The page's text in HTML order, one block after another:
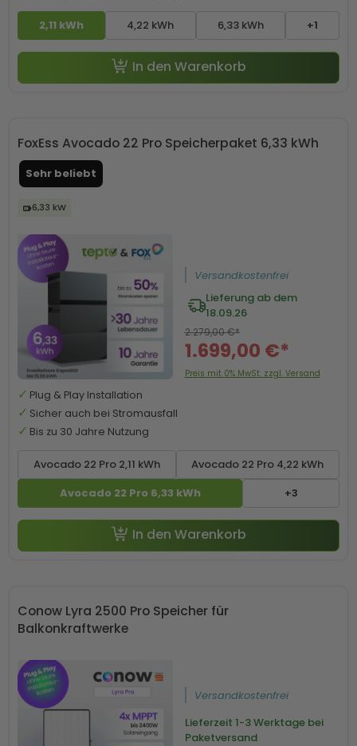
2,11 kWh 4,22 kWh 6,33 kWh +1
In den Warenkorb
Sehr beliebt
FoxEss Avocado 22 Pro Speicherpaket 6,33 kWh
6,33 kW
Avocado 22 Pro 2,11 kWh
Avocado 22 Pro 4,22 kWh
Avocado 22 Pro 6,33 kWh
+3
Versandkostenfrei
Lieferung ab dem
18.09.26
1.699,00 €*
2.279,00 €*
Preis mit 0% MwSt. zzgl. Versand
Plug & Play Installation
Sicher auch bei Stromausfall
Bis zu 30 Jahre Nutzung
In den Warenkorb
-50 € mit Code SP50
Conow Lyra 2500 Pro Speicher für
Balkonkraftwerke
Versandkostenfrei
Lieferzeit 1-3 Werktage bei
Paketversand